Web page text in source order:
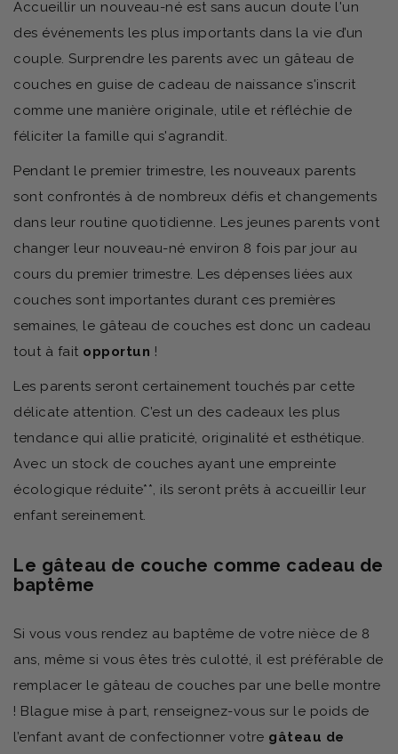
Accueillir un nouveau-né est sans aucun doute l'un
des événements les plus importants dans la vie d’un
couple. Surprendre les parents avec un gâteau de
couches en guise de cadeau de naissance s'inscrit
comme une manière originale, utile et réfléchie de
féliciter la famille qui s'agrandit.
Pendant le premier trimestre, les nouveaux parents
sont confrontés à de nombreux défis et changements
dans leur routine quotidienne. Les jeunes parents vont
changer leur nouveau-né environ 8 fois par jour au
cours du premier trimestre. Les dépenses liées aux
couches sont importantes durant ces premières
semaines, le gâteau de couches est donc un cadeau
tout à fait opportun !
Les parents seront certainement touchés par cette
délicate attention. C’est un des cadeaux les plus
tendance qui allie praticité, originalité et esthétique.
Avec un stock de couches ayant une empreinte
écologique réduite**, ils seront prêts à accueillir leur
enfant sereinement.
Le gâteau de couche comme cadeau de
baptême
Si vous vous rendez au baptême de votre nièce de 8
ans, même si vous êtes très culotté, il est préférable de
remplacer le gâteau de couches par une belle montre
! Blague mise à part, renseignez-vous sur le poids de
l’enfant avant de confectionner votre gâteau de